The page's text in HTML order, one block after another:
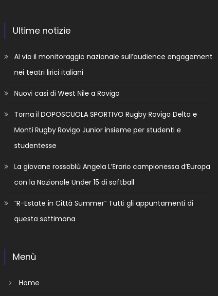
Ultime notizie
Al via il monitoraggio nazionale sull’audience engagement
nei teatri lirici italiani
Nuovi casi di West Nile a Rovigo
Torna il DOPOSCUOLA SPORTIVO Rugby Rovigo Delta e
Monti Rugby Rovigo Junior insieme per studenti e
studentesse
La giovane rossoblù Angela L’Erario campionessa d’Europa
con la Nazionale Under 15 di softball
“R-Estate in Città Summer” Tutti gli appuntamenti di
questa settimana
Menù
Home